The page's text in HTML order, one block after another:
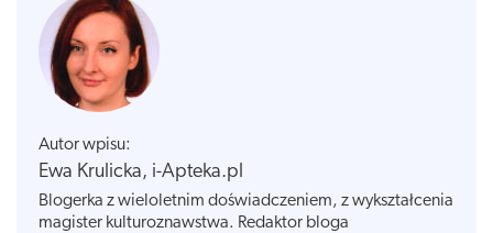
Autor wpisu:
Ewa Krulicka, i-Apteka.pl
Blogerka z wieloletnim doświadczeniem, z wykształcenia
magister kulturoznawstwa. Redaktor bloga